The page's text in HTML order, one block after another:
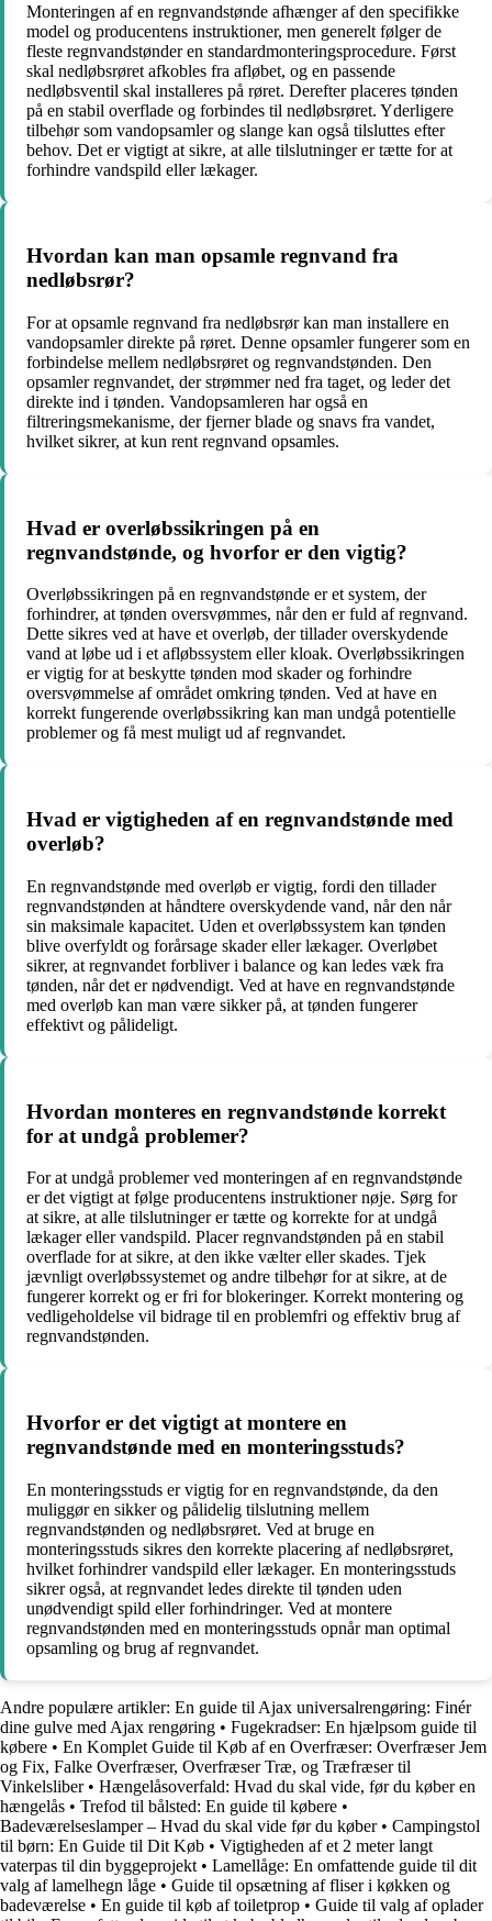
Monteringen af en regnvandstønde afhænger af den specifikke
model og producentens instruktioner, men generelt følger de
fleste regnvandstønder en standardmonteringsprocedure. Først
skal nedløbsrøret afkobles fra afløbet, og en passende
nedløbsventil skal installeres på røret. Derefter placeres tønden
på en stabil overflade og forbindes til nedløbsrøret. Yderligere
tilbehør som vandopsamler og slange kan også tilsluttes efter
behov. Det er vigtigt at sikre, at alle tilslutninger er tætte for at
forhindre vandspild eller lækager.
Hvordan kan man opsamle regnvand fra
nedløbsrør?
For at opsamle regnvand fra nedløbsrør kan man installere en
vandopsamler direkte på røret. Denne opsamler fungerer som en
forbindelse mellem nedløbsrøret og regnvandstønden. Den
opsamler regnvandet, der strømmer ned fra taget, og leder det
direkte ind i tønden. Vandopsamleren har også en
filtreringsmekanisme, der fjerner blade og snavs fra vandet,
hvilket sikrer, at kun rent regnvand opsamles.
Hvad er overløbssikringen på en
regnvandstønde, og hvorfor er den vigtig?
Overløbssikringen på en regnvandstønde er et system, der
forhindrer, at tønden oversvømmes, når den er fuld af regnvand.
Dette sikres ved at have et overløb, der tillader overskydende
vand at løbe ud i et afløbssystem eller kloak. Overløbssikringen
er vigtig for at beskytte tønden mod skader og forhindre
oversvømmelse af området omkring tønden. Ved at have en
korrekt fungerende overløbssikring kan man undgå potentielle
problemer og få mest muligt ud af regnvandet.
Hvad er vigtigheden af en regnvandstønde med
overløb?
En regnvandstønde med overløb er vigtig, fordi den tillader
regnvandstønden at håndtere overskydende vand, når den når
sin maksimale kapacitet. Uden et overløbssystem kan tønden
blive overfyldt og forårsage skader eller lækager. Overløbet
sikrer, at regnvandet forbliver i balance og kan ledes væk fra
tønden, når det er nødvendigt. Ved at have en regnvandstønde
med overløb kan man være sikker på, at tønden fungerer
effektivt og pålideligt.
Hvordan monteres en regnvandstønde korrekt
for at undgå problemer?
For at undgå problemer ved monteringen af en regnvandstønde
er det vigtigt at følge producentens instruktioner nøje. Sørg for
at sikre, at alle tilslutninger er tætte og korrekte for at undgå
lækager eller vandspild. Placer regnvandstønden på en stabil
overflade for at sikre, at den ikke vælter eller skades. Tjek
jævnligt overløbssystemet og andre tilbehør for at sikre, at de
fungerer korrekt og er fri for blokeringer. Korrekt montering og
vedligeholdelse vil bidrage til en problemfri og effektiv brug af
regnvandstønden.
Hvorfor er det vigtigt at montere en
regnvandstønde med en monteringsstuds?
En monteringsstuds er vigtig for en regnvandstønde, da den
muliggør en sikker og pålidelig tilslutning mellem
regnvandstønden og nedløbsrøret. Ved at bruge en
monteringsstuds sikres den korrekte placering af nedløbsrøret,
hvilket forhindrer vandspild eller lækager. En monteringsstuds
sikrer også, at regnvandet ledes direkte til tønden uden
unødvendigt spild eller forhindringer. Ved at montere
regnvandstønden med en monteringsstuds opnår man optimal
opsamling og brug af regnvandet.
Andre populære artikler: En guide til Ajax universalrengøring: Finér
dine gulve med Ajax rengøring • Fugekradser: En hjælpsom guide til
købere • En Komplet Guide til Køb af en Overfræser: Overfræser Jem
og Fix, Falke Overfræser, Overfræser Træ, og Træfræser til
Vinkelsliber• Hængelåsoverfald: Hvad du skal vide, før du køber en
hængelås • Trefod til bålsted: En guide til købere •
Badeværelseslamper – Hvad du skal vide før du køber• Campingstol
til børn: En Guide til Dit Køb • Vigtigheden af et 2 meter langt
vaterpas til din byggeprojekt • Lamellåge: En omfattende guide til dit
valg af lamelhegn låge • Guide til opsætning af fliser i køkken og
badeværelse • En guide til køb af toiletprop • Guide til valg af oplader